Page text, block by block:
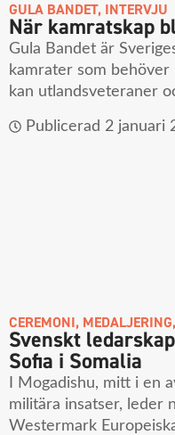
GULA BANDET, INTERVJU
När kamratskap
Gula Bandet är
kamrater som
kan utlandsveteraner
Publicerad 2 januari
CEREMONI, MEDALJERING,
Svenskt
Sofia i Somalia
I Mogadishu, mitt i en
militära insatser, leder
Westermark